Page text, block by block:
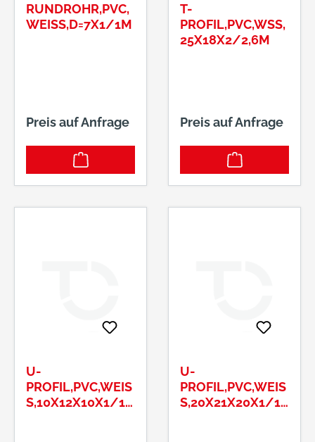
RUNDROHR,PVC,
WEISS,D=7X1/1M
Preis auf Anfrage
T-
PROFIL,PVC,WSS,2
5X18X2/2,6M
Preis auf Anfrage
U-
PROFIL,PVC,WEISS
,10X12X10X1/1M
U-
PROFIL,PVC,WEISS
,20X21X20X1/1M